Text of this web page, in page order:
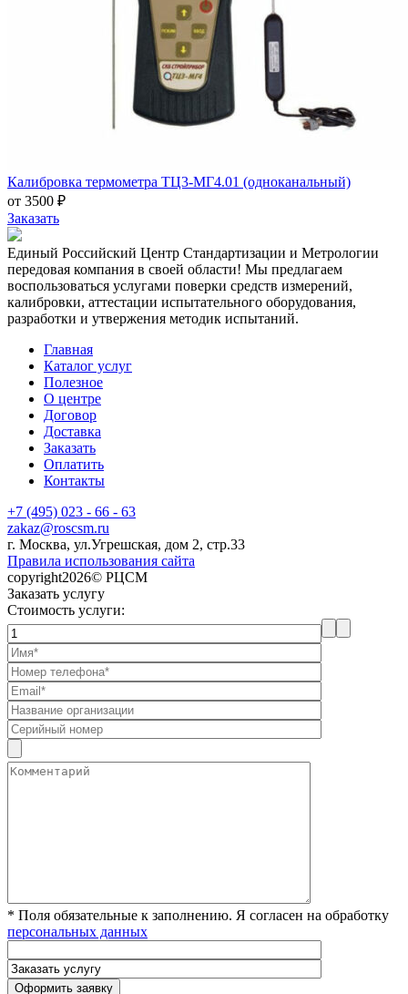
Калибровка термометра ТЦ3-МГ4.01 (одноканальный)
от 3500 ₽
Заказать
Единый Российский Центр Стандартизации и Метрологии
передовая компания в своей области! Мы предлагаем
воспользоваться услугами поверки средств измерений,
калибровки, аттестации испытательного оборудования,
разработки и утвержения методик испытаний.
Главная
Каталог услуг
Полезное
О центре
Договор
Доставка
Заказать
Оплатить
Контакты
+7 (495) 023 - 66 - 63
zakaz@roscsm.ru
г. Москва, ул.Угрешская, дом 2, стр.33
Правила использования сайта
copyright2026© РЦСМ
Заказать услугу
Стоимость услуги:
* Поля обязательные к заполнению. Я согласен на обработку
персональных данных